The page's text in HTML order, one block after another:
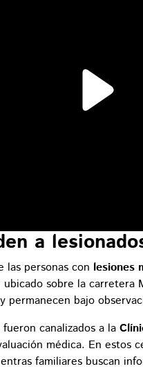
a
las personas con lesiones
ubicado sobre la carretera
permanecen bajo
canalizados a la
médica. En estos
familiares buscan